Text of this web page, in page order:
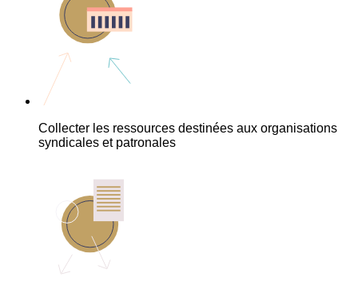
Collecter les ressources destinées aux organisations
syndicales et patronales